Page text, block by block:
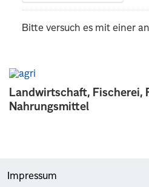
Landwirtschaft, Fischerei,
Nahrungsmittel
Bitte versuch es mit einer
Impressum